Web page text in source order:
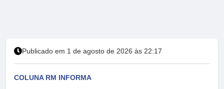
Publicado em 1 de agosto de 2026 às 22:17
COLUNA RM INFORMA